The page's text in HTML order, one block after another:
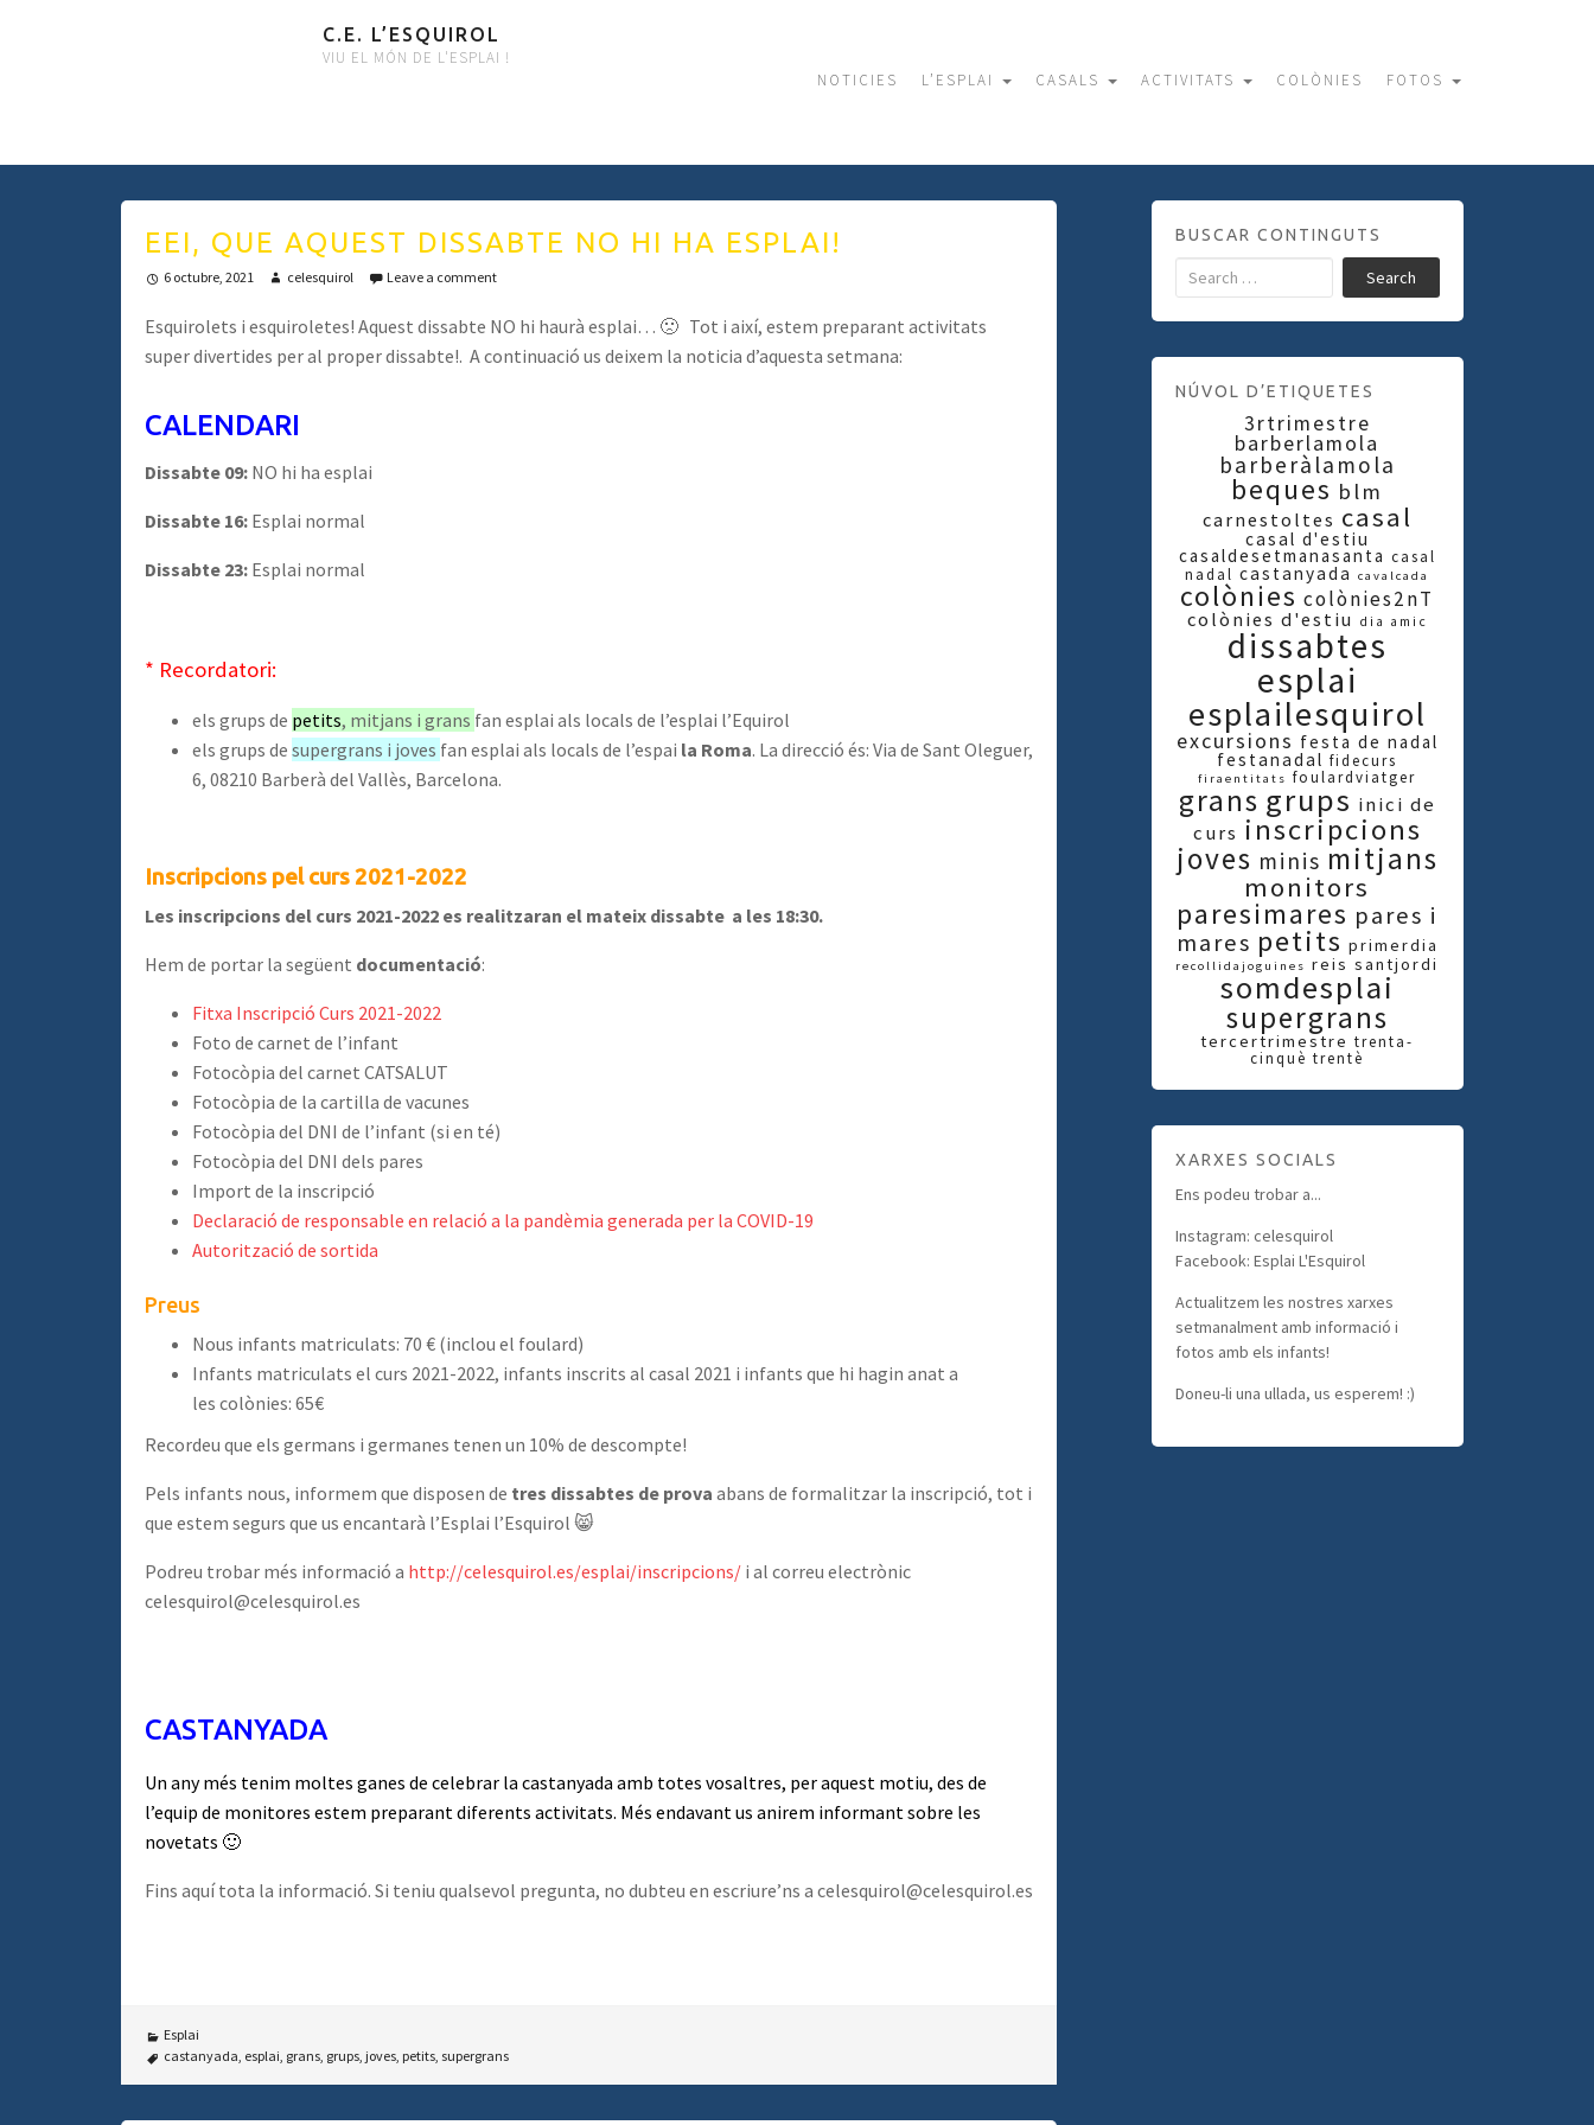
C.E. L’ESQUIROL
VIU EL MÓN DE L'ESPLAI !
NOTICIES
L’ESPLAI CASALS ACTIVITATS COLÒNIES FOTOS
EEI, QUE AQUEST DISSABTE NO HI HA ESPLAI!
6 octubre, 2021 celesquirol Leave a comment
Esquirolets i esquiroletes! Aquest dissabte NO hi haurà esplai… 🙁 Tot i així, estem preparant activitats
super divertides per al proper dissabte!. A continuació us deixem la noticia d’aquesta setmana:
CALENDARI
Dissabte 09: NO hi ha esplai
Dissabte 16: Esplai normal
Dissabte 23: Esplai normal
* Recordatori:
els grups de petits, mitjans i grans fan esplai als locals de l’esplai l’Equirol
els grups de supergrans i joves fan esplai als locals de l’espai la Roma. La direcció és: Via de Sant Oleguer,
6, 08210 Barberà del Vallès, Barcelona.
Inscripcions pel curs 2021-2022
Les inscripcions del curs 2021-2022 es realitzaran el mateix dissabte a les 18:30.
Hem de portar la següent documentació:
Fitxa Inscripció Curs 2021-2022
Foto de carnet de l’infant
Fotocòpia del carnet CATSALUT
Fotocòpia de la cartilla de vacunes
Fotocòpia del DNI de l’infant (si en té)
Fotocòpia del DNI dels pares
Import de la inscripció
Declaració de responsable en relació a la pandèmia generada per la COVID-19
Autorització de sortida
Preus
Nous infants matriculats: 70 € (inclou el foulard)
Infants matriculats el curs 2021-2022, infants inscrits al casal 2021 i infants que hi hagin anat a
les colònies: 65€
Recordeu que els germans i germanes tenen un 10% de descompte!
Pels infants nous, informem que disposen de tres dissabtes de prova abans de formalitzar la inscripció, tot i
que estem segurs que us encantarà l’Esplai l’Esquirol 😸
Podreu trobar més informació a http://celesquirol.es/esplai/inscripcions/ i al correu electrònic
celesquirol@celesquirol.es
CASTANYADA
Un any més tenim moltes ganes de celebrar la castanyada amb totes vosaltres, per aquest motiu, des de
l’equip de monitores estem preparant diferents activitats. Més endavant us anirem informant sobre les
novetats 🙂
Fins aquí tota la informació. Si teniu qualsevol pregunta, no dubteu en escriure’ns a celesquirol@celesquirol.es
Esplai
castanyada esplai grans grups joves petits supergrans
BUSCAR CONTINGUTS
Search
NÚVOL D’ETIQUETES
3rtrimestre
barberlamola
barberàlamola
beques blm
carnestoltes casal
casal d'estiu
casaldesetmanasanta casal
nadal castanyada cavalcada
colònies colònies2nT
colònies d'estiu dia amic
dissabtes
esplai
esplailesquirol
excursions festa de nadal
festanadal fidecurs
firaentitats foulardviatger
grans grups inici de
curs inscripcions
joves minis mitjans
monitors
paresimares pares i
mares petits primerdia
recollidajoguines reis santjordi
somdesplai
supergrans
tercertrimestre trenta-
cinquè trentè
XARXES SOCIALS
Ens podeu trobar a...
Instagram: celesquirol
Facebook: Esplai L'Esquirol
Actualitzem les nostres xarxes
setmanalment amb informació i
fotos amb els infants!
Doneu-li una ullada, us esperem! :)